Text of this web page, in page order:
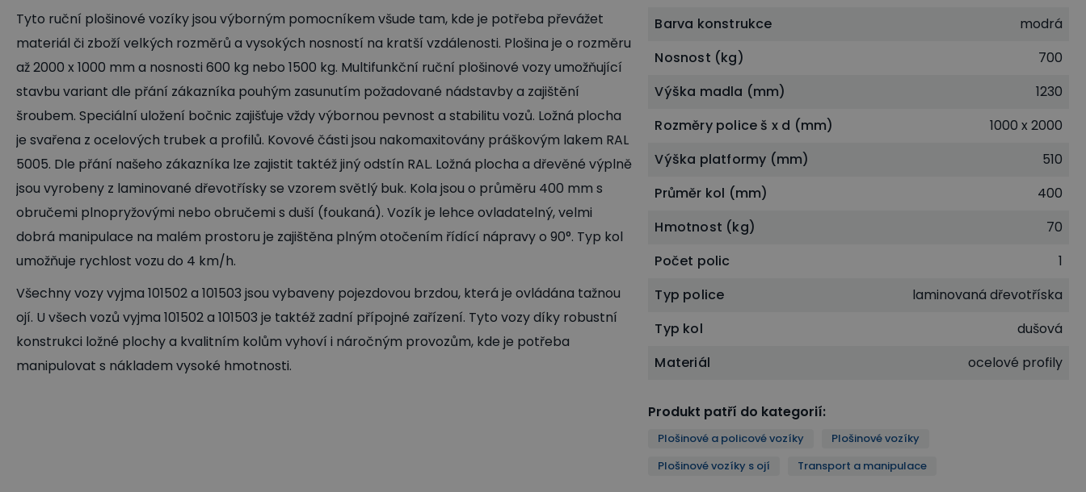
Tyto ruční plošinové vozíky jsou výborným pomocníkem všude tam, kde je potřeba převážet
materiál či zboží velkých rozměrů a vysokých nosností na kratší vzdálenosti. Plošina je o rozměru
až 2000 x 1000 mm a nosnosti 600 kg nebo 1500 kg. Multifunkční ruční plošinové vozy umožňující
stavbu variant dle přání zákazníka pouhým zasunutím požadované nádstavby a zajištění
šroubem. Speciální uložení bočnic zajišťuje vždy výbornou pevnost a stabilitu vozů. Ložná plocha
je svařena z ocelových trubek a profilů. Kovové části jsou nakomaxitovány práškovým lakem RAL
5005. Dle přání našeho zákazníka lze zajistit taktéž jiný odstín RAL. Ložná plocha a dřevěné výplně
jsou vyrobeny z laminované dřevotřísky se vzorem světlý buk. Kola jsou o průměru 400 mm s
obručemi plnopryžovými nebo obručemi s duší (foukaná). Vozík je lehce ovladatelný, velmi
dobrá manipulace na malém prostoru je zajištěna plným otočením řídící nápravy o 90°. Typ kol
umožňuje rychlost vozu do 4 km/h.
Všechny vozy vyjma 101502 a 101503 jsou vybaveny pojezdovou brzdou, která je ovládána tažnou
ojí. U všech vozů vyjma 101502 a 101503 je taktéž zadní přípojné zařízení. Tyto vozy díky robustní
konstrukci ložné plochy a kvalitním kolům vyhoví i náročným provozům, kde je potřeba
manipulovat s nákladem vysoké hmotnosti.
Barva konstrukce
modrá
Nosnost (kg)
700
Výška madla (mm)
1230
Rozměry police š x d (mm)
1000 x 2000
Výška platformy (mm)
510
Průměr kol (mm)
400
Hmotnost (kg)
70
Počet polic
1
Typ police
laminovaná dřevotříska
Typ kol
dušová
Materiál
ocelové profily
Produkt patří do kategorií:
Plošinové a policové vozíky
Plošinové vozíky
Plošinové vozíky s ojí
Transport a manipulace